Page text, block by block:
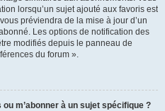
lorsqu’un sujet ajouté aux favoris est
préviendra de la mise à jour d’un
Les options de notification des
modifiés depuis le panneau de
du forum ».
m’abonner à un sujet spécifique ?